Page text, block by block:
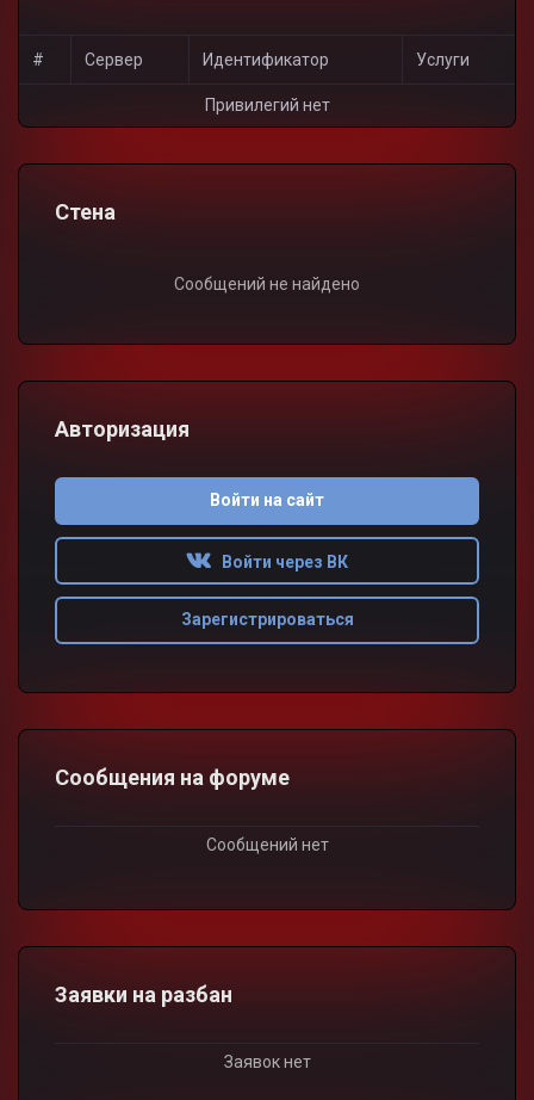
# Сервер Идентификатор Услуги
Привилегий нет
Стена
Сообщений не найдено
Авторизация
Войти на сайт
Войти через ВК
Зарегистрироваться
Сообщения на форуме
Сообщений нет
Заявки на разбан
Заявок нет